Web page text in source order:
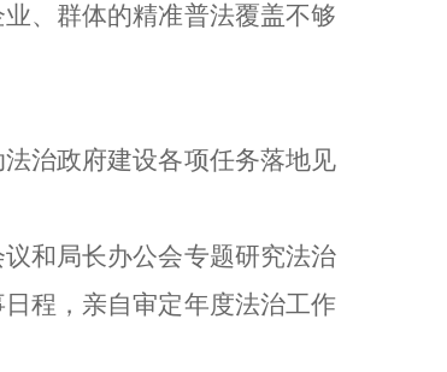
、群体的精准普法覆盖不够
治政府建设各项任务落地见
和局长办公会专题研究法治
程，亲自审定年度法治工作